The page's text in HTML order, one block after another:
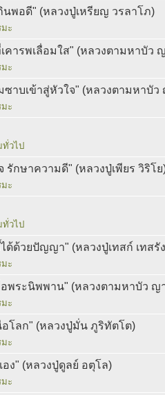
นพอดี" (หลวงปู่เหรียญ วรลาโภ)
ะ
คารพเลื่อมใส" (หลวงตามหาบัว
ะ
าบเข้าสู่หัวใจ" (หลวงตามหาบั
ะ
วไป
รักษาความดี" (หลวงปู่เพียร วิริโย
ะ
วไป
ด้ด้วยปัญญา" (หลวงปู่เทสก์ เทสรั
ะ
อพระนิพพาน" (หลวงตามหาบัว
ะ
อโลก" (หลวงปู่มั่น ภูริทัตโต)
ะ
อง" (หลวงปู่ดูลย์ อตุโล)
ะ